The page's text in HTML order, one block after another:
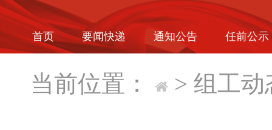
首页 要闻快递 通知公告 任前公示
当前位置： > 组工动